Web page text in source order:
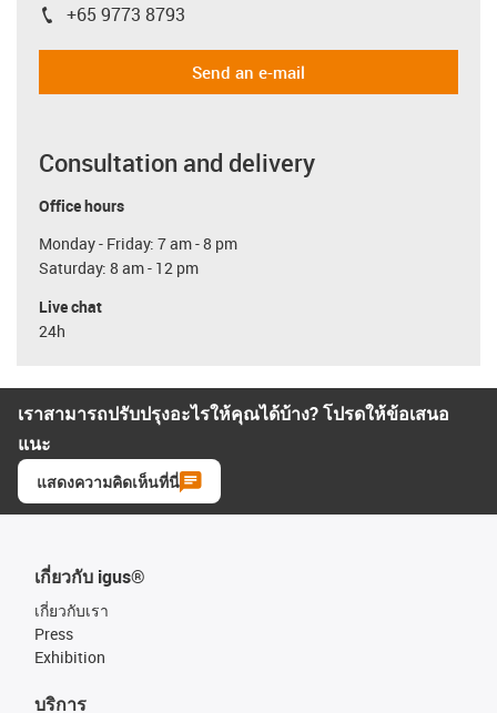
igus-icon-phone
+65 9773 8793
Send an e-mail
Consultation and delivery
Office hours
Monday - Friday: 7 am - 8 pm
Saturday: 8 am - 12 pm
Live chat
24h
เราสามารถปรับปรุงอะไรให้คุณได้บ้าง? โปรดให้ข้อเสนอ
แนะ
แสดงความคิดเห็นที่นี่
เกี่ยวกับ igus®
เกี่ยวกับเรา
Press
Exhibition
บริการ